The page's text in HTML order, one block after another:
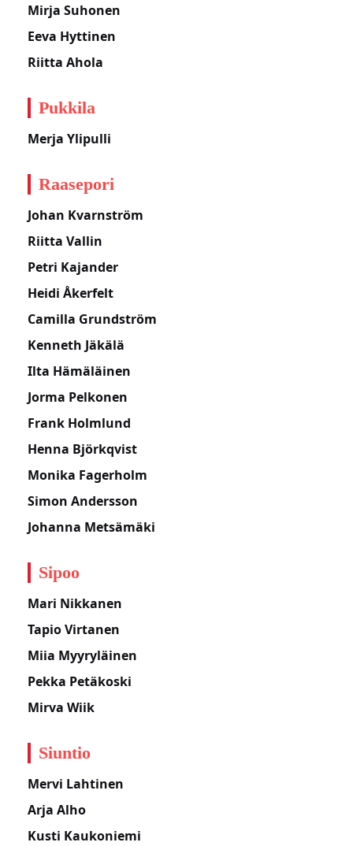
Mirja Suhonen
Eeva Hyttinen
Riitta Ahola
Pukkila
Merja Ylipulli
Raasepori
Johan Kvarnström
Riitta Vallin
Petri Kajander
Heidi Åkerfelt
Camilla Grundström
Kenneth Jäkälä
Ilta Hämäläinen
Jorma Pelkonen
Frank Holmlund
Henna Björkqvist
Monika Fagerholm
Simon Andersson
Johanna Metsämäki
Sipoo
Mari Nikkanen
Tapio Virtanen
Miia Myyryläinen
Pekka Petäkoski
Mirva Wiik
Siuntio
Mervi Lahtinen
Arja Alho
Kusti Kaukoniemi